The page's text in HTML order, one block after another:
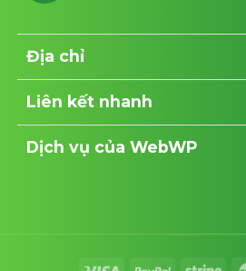
Địa chỉ
Liên kết nhanh
Dịch vụ của WebWP